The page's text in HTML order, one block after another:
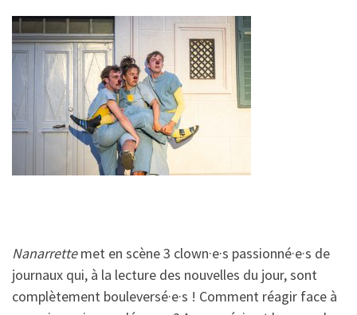
Nanarrettemet en scène 3 clown·e·s passionné·e·s de
journaux qui, à la lecture des nouvelles du jour, sont
complètement bouleversé·e·s ! Comment réagir face à